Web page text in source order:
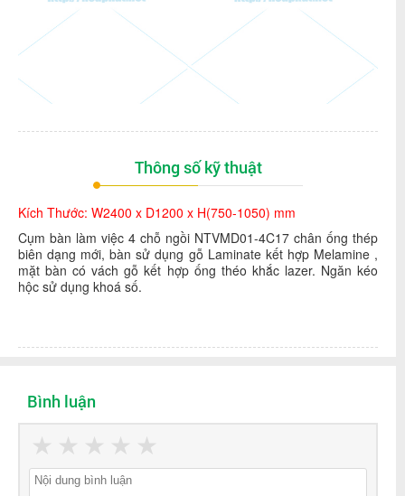
Thông số kỹ thuật
Kích Thước: W2400 x D1200 x H(750-1050) mm
Cụm bàn làm việc 4 chỗ ngồi NTVMD01-4C17 chân ống thép
biên dạng mới, bàn sử dụng gỗ Laminate kết hợp Melamine ,
mặt bàn có vách gỗ kết hợp ống théo khắc lazer. Ngăn kéo
hộc sử dụng khoá số.
Bình luận
★
★
★
★
★